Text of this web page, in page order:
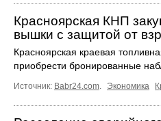
Красноярская КНП
вышки с защитой от
Красноярская краевая
приобрести бронированные
Источник: Babr24.com Экономика